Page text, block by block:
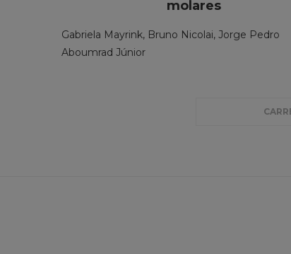
molares
Gabriela Mayrink, Bruno Nicolai, Jorge Pedro
Aboumrad Júnior